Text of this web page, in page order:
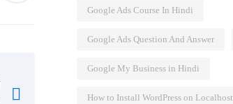
Google Ads Course In Hindi
Google Ads Question And Answer
Google My Business in Hindi
How to Install WordPress on Localhost